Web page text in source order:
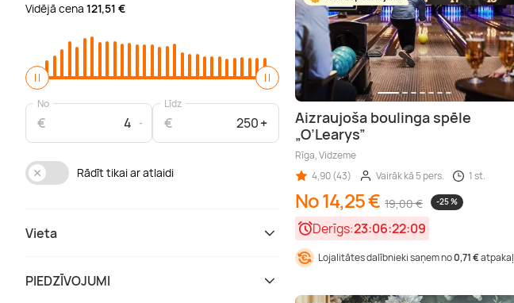
Vidējā cena 121,51 €
No
€
Līdz
€
Rādīt tikai ar atlaidi
Vieta
PIEDZĪVOJUMI
Aizraujoša boulinga spēle
„O’Learys”
Rīga, Vidzeme
4,90 (43)
Vairāk kā 5 pers. 1 st.
No 14,25 € 19,00 € -25 %
Derīgs:23:06:22:08
Lojalitātes dalībnieki saņem no0,71 €atpakaļ